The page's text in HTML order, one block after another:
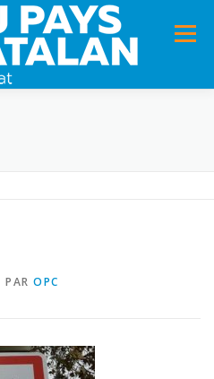
Menu
PAR OPC